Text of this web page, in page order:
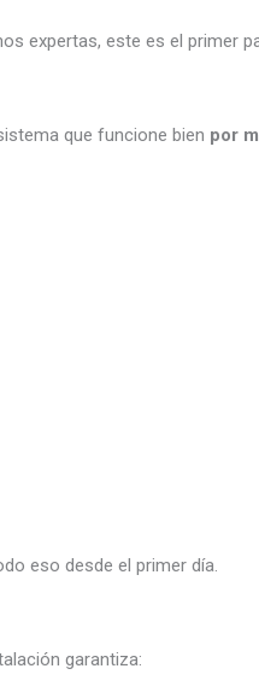
expertas, este es el
que funcione bien por
eso desde el primer día.
garantiza: